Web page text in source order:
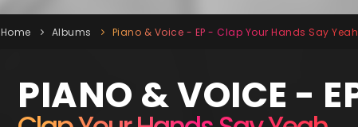
Home Albums Piano & Voice - EP - Clap Your Hands Say Yeah
PIANO & VOICE -